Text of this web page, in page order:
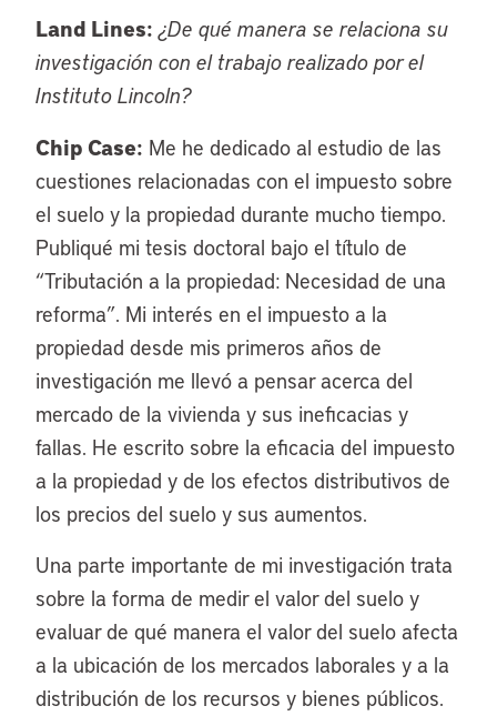
Land Lines: ¿De qué manera se relaciona su
investigación con el trabajo realizado por el
Instituto Lincoln?
Chip Case: Me he dedicado al estudio de las
cuestiones relacionadas con el impuesto sobre
el suelo y la propiedad durante mucho tiempo.
Publiqué mi tesis doctoral bajo el título de
“Tributación a la propiedad: Necesidad de una
reforma”. Mi interés en el impuesto a la
propiedad desde mis primeros años de
investigación me llevó a pensar acerca del
mercado de la vivienda y sus ineficacias y
fallas. He escrito sobre la eficacia del impuesto
a la propiedad y de los efectos distributivos de
los precios del suelo y sus aumentos.
Una parte importante de mi investigación trata
sobre la forma de medir el valor del suelo y
evaluar de qué manera el valor del suelo afecta
a la ubicación de los mercados laborales y a la
distribución de los recursos y bienes públicos.